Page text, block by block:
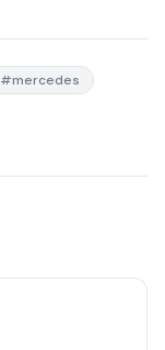
#mercedes